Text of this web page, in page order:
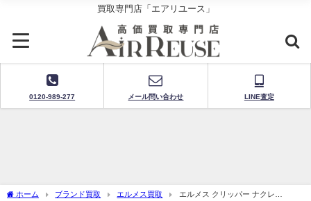
買取専門店「エアリユース」
0120-989-277 メール問い合わせ LINE査定
ホーム ブランド買取 エルメス買取
エルメス クリッパー ナクレ